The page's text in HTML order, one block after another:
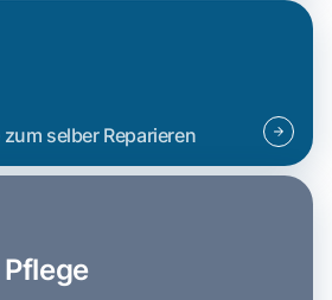
selber Reparieren